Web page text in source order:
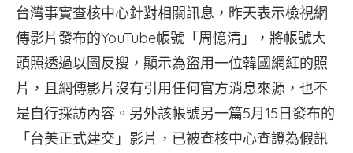
台灣事實查核中心針對相關訊息，昨天表示檢視網
傳影片發布的YouTube帳號「周憶清」，將帳號大
頭照透過以圖反搜，顯示為盜用一位韓國網紅的照
片，且網傳影片沒有引用任何官方消息來源，也不
是自行採訪內容。另外該帳號另一篇5月15日發布的
「台美正式建交」影片，已被查核中心查證為假訊